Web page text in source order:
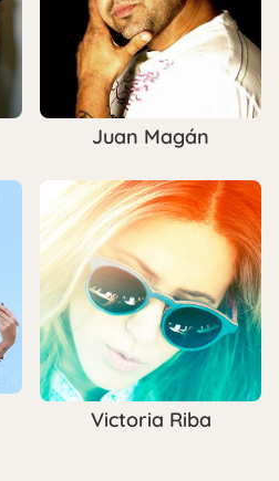
Juan Magán
Victoria Riba